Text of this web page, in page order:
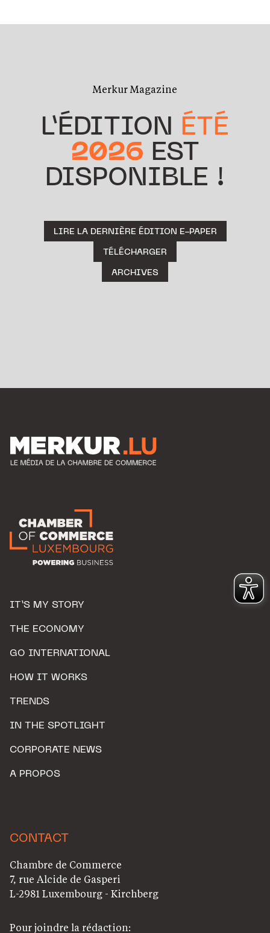
Merkur Magazine
L’ÉDITION ÉTÉ
2026 EST
DISPONIBLE !
LIRE LA DERNIÈRE ÉDITION E-PAPER
TÉLÉCHARGER
ARCHIVES
IT’S MY STORY
THE ECONOMY
GO INTERNATIONAL
HOW IT WORKS
TRENDS
IN THE SPOTLIGHT
CORPORATE NEWS
A PROPOS
CONTACT
Chambre de Commerce
7, rue Alcide de Gasperi
L-2981 Luxembourg - Kirchberg
Pour joindre la rédaction: